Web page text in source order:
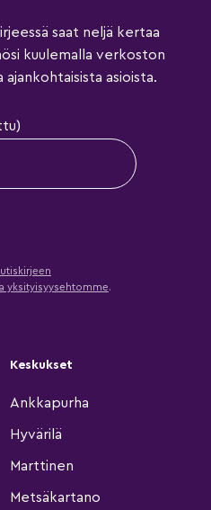
saat neljä kertaa
kuulemalla verkoston
ajankohtaisista asioista.
yksityisyysehtomme.
Keskukset
Ankkapurha
Hyvärilä
Marttinen
Metsäkartano